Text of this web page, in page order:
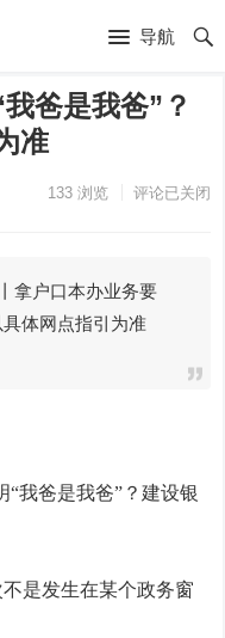
导航
爸是我爸”？
准
133浏览 评论已关闭
户口本办业务要
具体网点指引为准
“我爸是我爸”？建设银
是发生在某个政务窗